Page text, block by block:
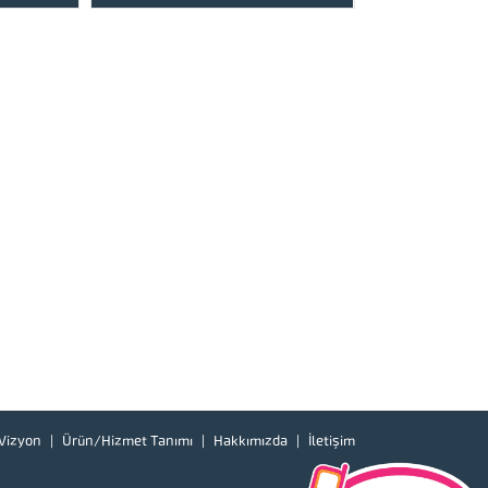
atınız.
için lütfen ürünlerimize bir göz atınız.
Ürün/Hizmet Tanımı Hakkımızda İletişim